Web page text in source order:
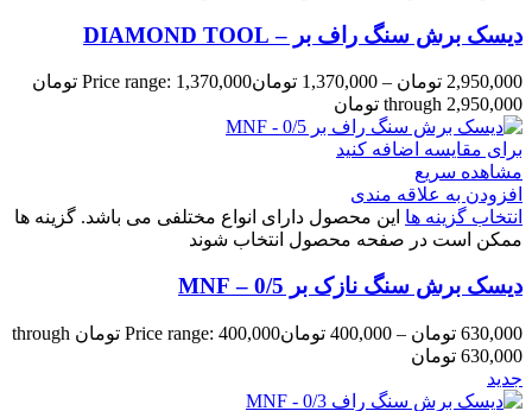
دیسک برش سنگ راف بر – DIAMOND TOOL
2,950,000 تومان –
1,370,000 تومان
Price range: 1,370,000 تومان
through 2,950,000 تومان
برای مقایسه اضافه کنید
مشاهده سریع
افزودن به علاقه مندی
انتخاب گزینه ها این محصول دارای انواع مختلفی می باشد. گزینه ها
ممکن است در صفحه محصول انتخاب شوند
دیسک برش سنگ نازک بر 0/5 – MNF
630,000 تومان –
400,000 تومان
Price range: 400,000 تومان through
630,000 تومان
جدید